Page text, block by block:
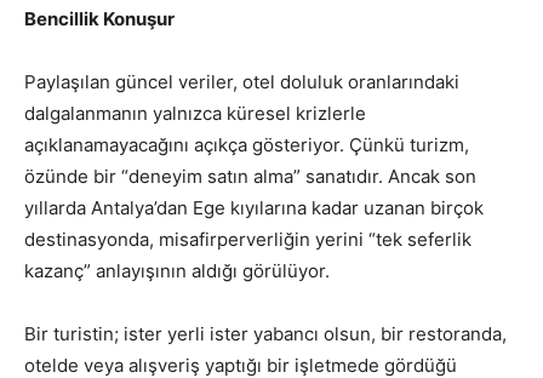
Bencillik Konuşur
Paylaşılan güncel veriler, otel doluluk oranlarındaki
dalgalanmanın yalnızca küresel krizlerle
açıklanamayacağını açıkça gösteriyor. Çünkü turizm,
özünde bir “deneyim satın alma” sanatıdır. Ancak son
yıllarda Antalya’dan Ege kıyılarına kadar uzanan birçok
destinasyonda, misafirperverliğin yerini “tek seferlik
kazanç” anlayışının aldığı görülüyor.
Bir turistin; ister yerli ister yabancı olsun, bir restoranda,
otelde veya alışveriş yaptığı bir işletmede gördüğü